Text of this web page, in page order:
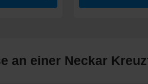
an einer Neckar